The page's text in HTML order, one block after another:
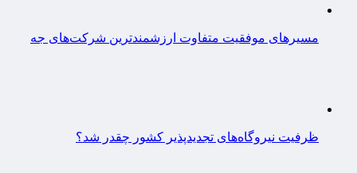
مسیرهای موفقیت متفاوت ارزشمندترین شرکت‌های جه
ظرفیت نیروگاه‌های تجدیدپذیر کشور چقدر شد؟